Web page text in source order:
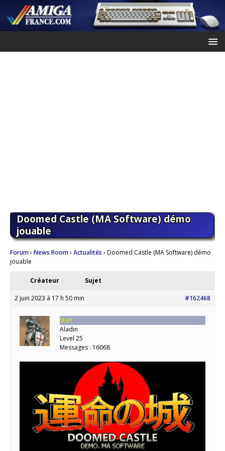
Doomed Castle (MA Software) démo
jouable
Forum› News Room› Actualités › Doomed Castle (MA Software) démo
jouable
Créateur Sujet
2 juin 2023 à 17 h 50 min #162468
Staff
Aladin
Level 25
Messages : 16068